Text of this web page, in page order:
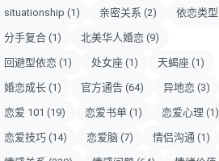
situationship (1) 亲密关系 (2) 依恋类型
分手复合 (1) 北美华人婚恋 (9)
回避型依恋 (1) 处女座 (1) 天蝎座 (1)
婚恋成长 (1) 官方通告 (64) 异地恋 (3)
恋爱 101 (19) 恋爱书单 (1) 恋爱心理 (1)
恋爱技巧 (14) 恋爱脑 (7) 情侣沟通 (1)